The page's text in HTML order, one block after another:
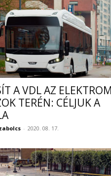
A VDL AZ
TERÉN: CÉLJUK A
- 2020. 08. 17.